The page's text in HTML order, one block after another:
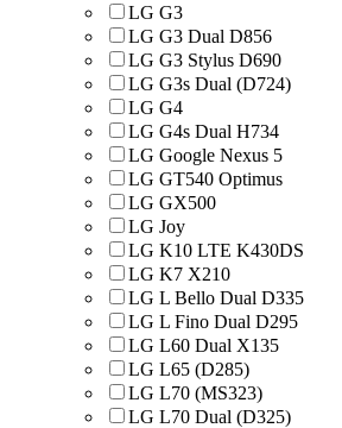
LG G3
LG G3 Dual D856
LG G3 Stylus D690
LG G3s Dual (D724)
LG G4
LG G4s Dual H734
LG Google Nexus 5
LG GT540 Optimus
LG GX500
LG Joy
LG K10 LTE K430DS
LG K7 X210
LG L Bello Dual D335
LG L Fino Dual D295
LG L60 Dual X135
LG L65 (D285)
LG L70 (MS323)
LG L70 Dual (D325)